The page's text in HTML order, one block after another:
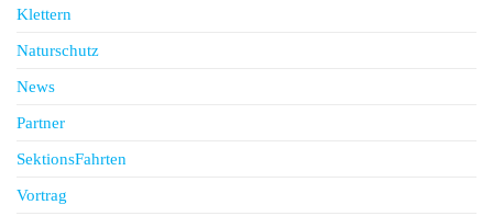
Klettern
Naturschutz
News
Partner
SektionsFahrten
Vortrag